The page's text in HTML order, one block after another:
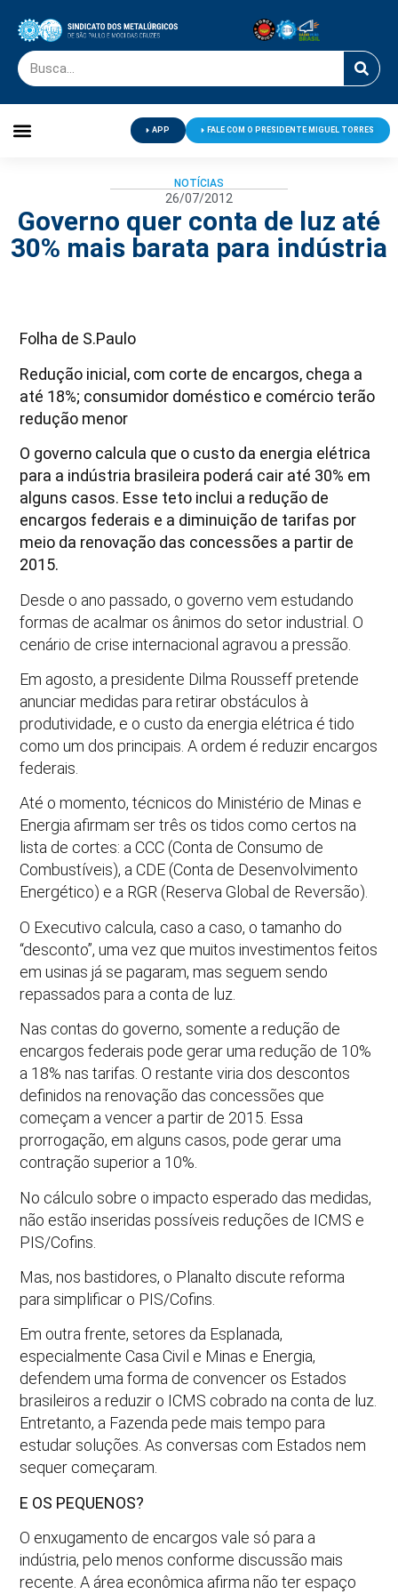
APP FALE COM O PRESIDENTE MIGUEL TORRES
NOTÍCIAS
26/07/2012
Governo quer conta de luz até
30% mais barata para indústria
Folha de S.Paulo
Redução inicial, com corte de encargos, chega a
até 18%; consumidor doméstico e comércio terão
redução menor
O governo calcula que o custo da energia elétrica
para a indústria brasileira poderá cair até 30% em
alguns casos. Esse teto inclui a redução de
encargos federais e a diminuição de tarifas por
meio da renovação das concessões a partir de
2015.
Desde o ano passado, o governo vem estudando
formas de acalmar os ânimos do setor industrial. O
cenário de crise internacional agravou a pressão.
Em agosto, a presidente Dilma Rousseff pretende
anunciar medidas para retirar obstáculos à
produtividade, e o custo da energia elétrica é tido
como um dos principais. A ordem é reduzir encargos
federais.
Até o momento, técnicos do Ministério de Minas e
Energia afirmam ser três os tidos como certos na
lista de cortes: a CCC (Conta de Consumo de
Combustíveis), a CDE (Conta de Desenvolvimento
Energético) e a RGR (Reserva Global de Reversão).
O Executivo calcula, caso a caso, o tamanho do
“desconto”, uma vez que muitos investimentos feitos
em usinas já se pagaram, mas seguem sendo
repassados para a conta de luz.
Nas contas do governo, somente a redução de
encargos federais pode gerar uma redução de 10%
a 18% nas tarifas. O restante viria dos descontos
definidos na renovação das concessões que
começam a vencer a partir de 2015. Essa
prorrogação, em alguns casos, pode gerar uma
contração superior a 10%.
No cálculo sobre o impacto esperado das medidas,
não estão inseridas possíveis reduções de ICMS e
PIS/Cofins.
Mas, nos bastidores, o Planalto discute reforma
para simplificar o PIS/Cofins.
Em outra frente, setores da Esplanada,
especialmente Casa Civil e Minas e Energia,
defendem uma forma de convencer os Estados
brasileiros a reduzir o ICMS cobrado na conta de luz.
Entretanto, a Fazenda pede mais tempo para
estudar soluções. As conversas com Estados nem
sequer começaram.
E OS PEQUENOS?
O enxugamento de encargos vale só para a
indústria, pelo menos conforme discussão mais
recente. A área econômica afirma não ter espaço